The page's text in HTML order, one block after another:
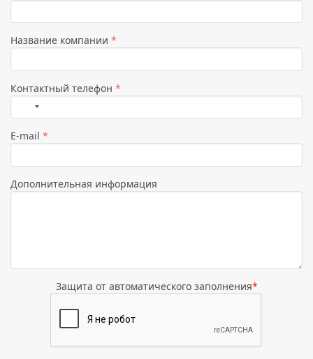
Название компании *
Контактный телефон *
Страна
не
выбрана
E-mail *
Дополнительная информация
Защита от автоматического заполнения*